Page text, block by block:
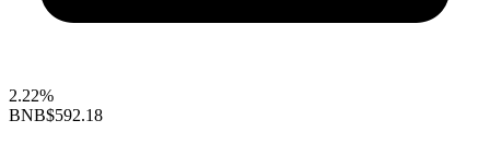
2.22%
BNB$592.18